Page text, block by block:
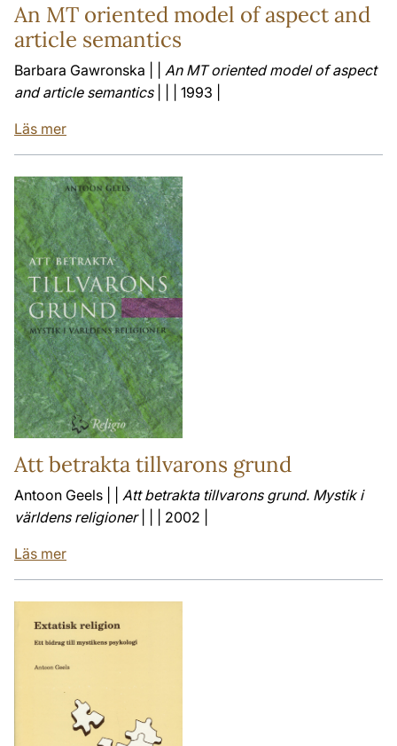
An MT oriented model of aspect and
article semantics
Barbara Gawronska | | An MT oriented model of aspect
and article semantics| | | 1993 |
Läs mer
Att betrakta tillvarons grund
Antoon Geels | | Att betrakta tillvarons grund. Mystik i
världens religioner| | | 2002 |
Läs mer